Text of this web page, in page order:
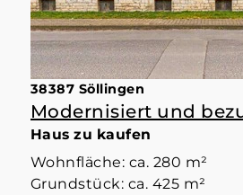
38387 Söllingen
Modernisiert und
Haus zu kaufen
Wohnfläche: ca. 280 m²
Grundstück: ca. 425 m²